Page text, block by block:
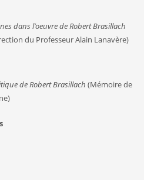
dans l’oeuvre de Robert Brasillach
du Professeur Alain Lanavère)
de Robert Brasillach (Mémoire de